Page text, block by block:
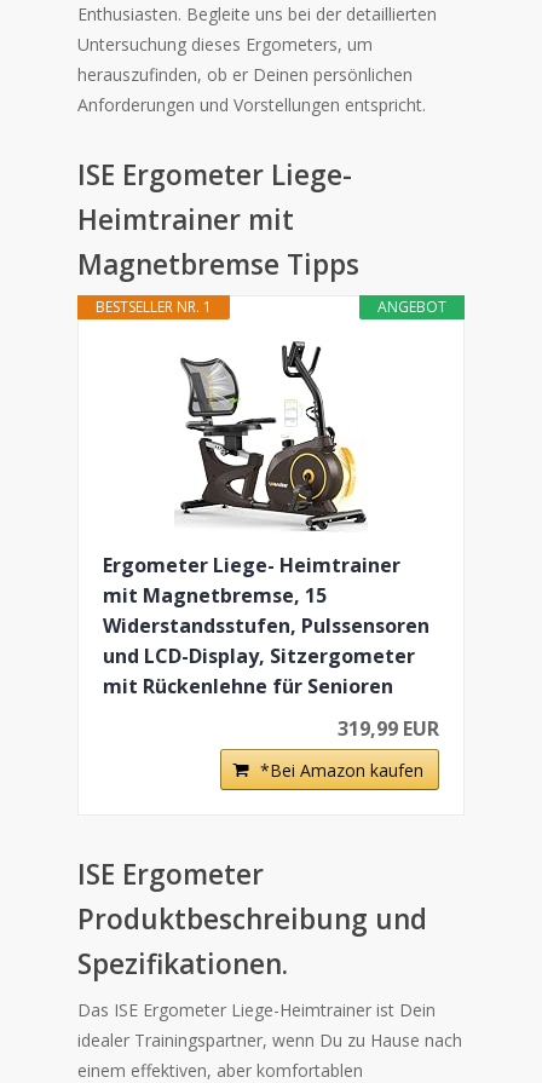
Enthusiasten. Begleite uns bei der detaillierten
Untersuchung dieses Ergometers, um
herauszufinden, ob er Deinen persönlichen
Anforderungen und Vorstellungen entspricht.
ISE Ergometer Liege-
Heimtrainer mit
Magnetbremse Tipps
ANGEBOT
BESTSELLER NR. 1
Ergometer Liege- Heimtrainer
mit Magnetbremse, 15
Widerstandsstufen, Pulssensoren
und LCD-Display, Sitzergometer
mit Rückenlehne für Senioren
319,99 EUR
*Bei Amazon kaufen
ISE Ergometer
Produktbeschreibung und
Spezifikationen.
Das ISE Ergometer Liege-Heimtrainer ist Dein
idealer Trainingspartner, wenn Du zu Hause nach
einem effektiven, aber komfortablen